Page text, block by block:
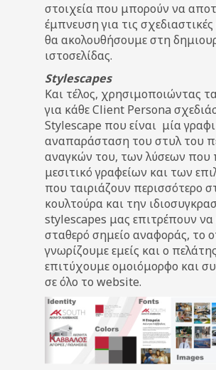
στοιχεία που μπορούν να
έμπνευση για τις
θα ακολουθήσουμε στη
ιστοσελίδας.
Stylescapes
Και τέλος, χρησιμοποιώντας
για κάθε Client Persona
Stylescape που είναι μία
αναπαράσταση του στυλ του
αναγκών του, των λύσεων που
μεσιτικό γραφείων και των
που ταιριάζουν περισσότερο
κουλτούρα και την
stylescapes μας επιτρέπουν να
σταθερό σημείο αναφοράς, το
γνωρίζουμε εμείς και ο
επιτύχουμε ομοιόμορφο και
σε όλο το website.